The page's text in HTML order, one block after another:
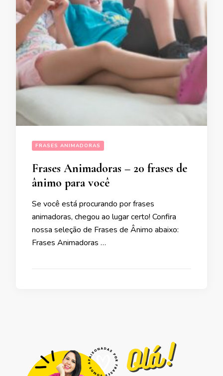
FRASES ANIMADORAS
Frases Animadoras – 20 frases de
ânimo para você
Se você está procurando por frases
animadoras, chegou ao lugar certo! Confira
nossa seleção de Frases de Ânimo abaixo:
Frases Animadoras …